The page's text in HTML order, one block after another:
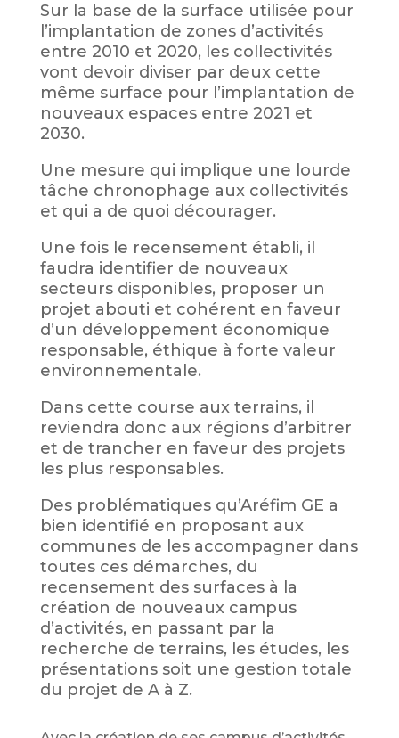
Sur la base de la surface utilisée pour
l’implantation de zones d’activités
entre 2010 et 2020, les collectivités
vont devoir diviser par deux cette
même surface pour l’implantation de
nouveaux espaces entre 2021 et
2030.
Une mesure qui implique une lourde
tâche chronophage aux collectivités
et qui a de quoi décourager.
Une fois le recensement établi, il
faudra identifier de nouveaux
secteurs disponibles, proposer un
projet abouti et cohérent en faveur
d’un développement économique
responsable, éthique à forte valeur
environnementale.
Dans cette course aux terrains, il
reviendra donc aux régions d’arbitrer
et de trancher en faveur des projets
les plus responsables.
Des problématiques qu’Aréfim GE a
bien identifié en proposant aux
communes de les accompagner dans
toutes ces démarches, du
recensement des surfaces à la
création de nouveaux campus
d’activités, en passant par la
recherche de terrains, les études, les
présentations soit une gestion totale
du projet de A à Z.